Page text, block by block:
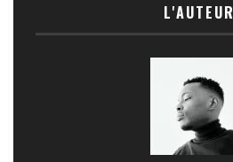
L'AUTEUR